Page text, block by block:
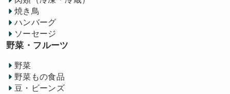
焼き鳥
ハンバーグ
ソーセージ
野菜・フルーツ
野菜
野菜もの食品
豆・ビーンズ